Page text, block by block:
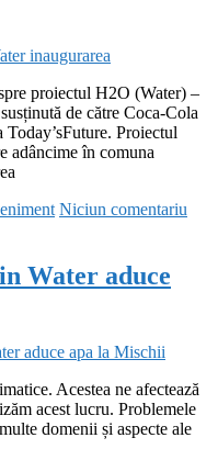
proiectul H2O (Water) –
de către Coca-Cola
Proiectul
adâncime în comuna
Niciun comentariu
Water aduce
Acestea ne afectează
acest lucru. Problemele
domenii și aspecte ale